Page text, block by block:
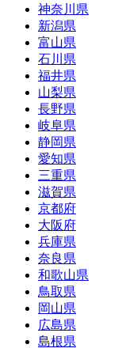
神奈川県
新潟県
富山県
石川県
福井県
山梨県
長野県
岐阜県
静岡県
愛知県
三重県
滋賀県
京都府
大阪府
兵庫県
奈良県
和歌山県
鳥取県
岡山県
広島県
島根県